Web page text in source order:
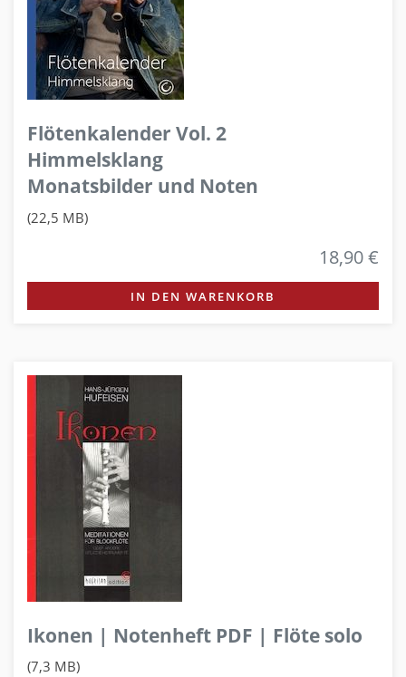
Flötenkalender Vol. 2
Himmelsklang
Monatsbilder und Noten
(22,5 MB)
18,90 €
IN DEN WARENKORB
Ikonen | Notenheft PDF | Flöte solo
(7,3 MB)